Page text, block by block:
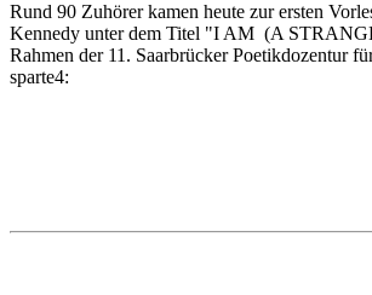
Rund 90 Zuhörer kamen heute zur ersten
Kennedy unter dem Titel "I AM (A
Rahmen der 11. Saarbrücker Poetikdozentur
sparte4: